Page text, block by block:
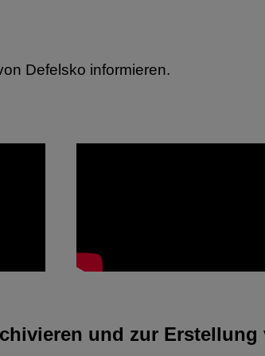
Defelsko informieren.
und zur Erstellung